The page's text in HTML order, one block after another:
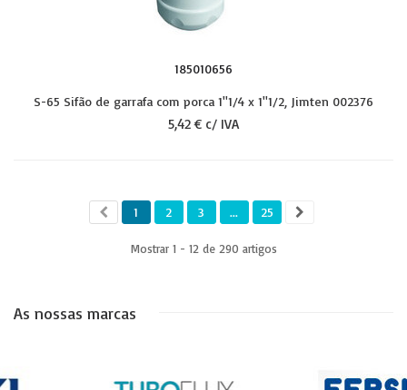
185010656
S-65 Sifão de garrafa com porca 1''1/4 x 1''1/2, Jimten 002376
5,42 € c/ IVA
1 2 3 ... 25
Mostrar 1 - 12 de 290 artigos
As nossas marcas